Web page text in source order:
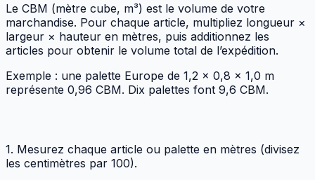
Le CBM (mètre cube, m³) est le volume de votre
marchandise. Pour chaque article, multipliez longueur ×
largeur × hauteur en mètres, puis additionnez les
articles pour obtenir le volume total de l’expédition.
Exemple : une palette Europe de 1,2 × 0,8 × 1,0 m
représente 0,96 CBM. Dix palettes font 9,6 CBM.
1. Mesurez chaque article ou palette en mètres (divisez
les centimètres par 100).